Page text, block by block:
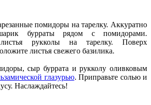
помидоры на тарелку. Аккуратно
бурраты рядом с помидорами.
рукколы на тарелку. Поверх
листья свежего базилика.
сыр буррата и рукколу оливковым
глазурью. Приправьте солью и
Наслаждайтесь!